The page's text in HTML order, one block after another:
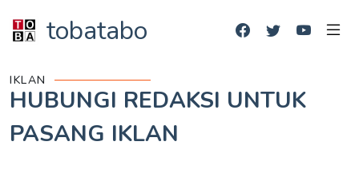
tobatabo
IKLAN
HUBUNGI REDAKSI UNTUK
PASANG IKLAN